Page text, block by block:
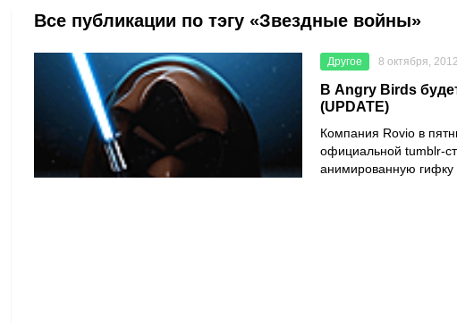
Все публикации по тэгу «Звездные войны»
Другое 8 октября, 2012
В Angry Birds
(UPDATE)
Компания Rovio в
официальной tumblr-
анимированную гифку